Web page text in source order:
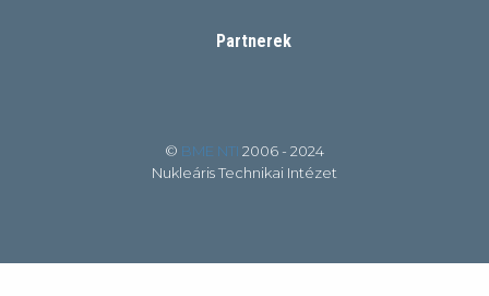
Partnerek
© BME NTI 2006 - 2024
Nukleáris Technikai Intézet